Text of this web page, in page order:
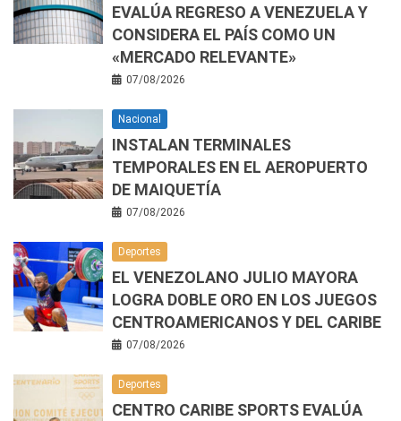
EVALÚA REGRESO A VENEZUELA Y
CONSIDERA EL PAÍS COMO UN
«MERCADO RELEVANTE»
07/08/2026
Nacional
INSTALAN TERMINALES
TEMPORALES EN EL AEROPUERTO
DE MAIQUETÍA
07/08/2026
Deportes
EL VENEZOLANO JULIO MAYORA
LOGRA DOBLE ORO EN LOS JUEGOS
CENTROAMERICANOS Y DEL CARIBE
07/08/2026
Deportes
CENTRO CARIBE SPORTS EVALÚA